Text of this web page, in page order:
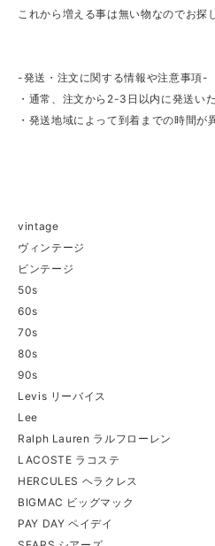
これから増える事は無い物なのでお探
-発送・注文に関する情報や注意事項-
・通常、注文から2-3日以内に発送い
・発送地域によって到着までの時間が
vintage
ヴィンテージ
ビンテージ
50s
60s
70s
80s
90s
Levis リーバイス
Lee
Ralph Lauren ラルフローレン
LACOSTE ラコステ
HERCULES ヘラクレス
BIGMAC ビッグマック
PAY DAY ペイデイ